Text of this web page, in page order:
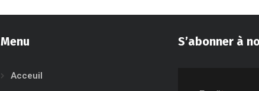
Menu
Acceuil
S’abonner à